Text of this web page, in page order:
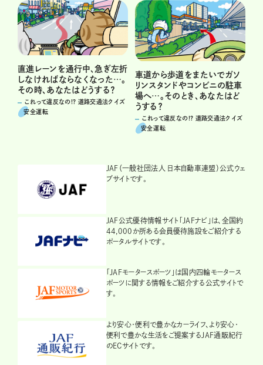
直進レーンを通行中、急ぎ左折
しなければならなくなった…。
その時、あなたはどうする？
これって違反なの!? 道路交通法クイズ
安全運転
車道から歩道をまたいでガソ
リンスタンドやコンビニの駐車
場へ…。そのとき、あなたはど
うする？
これって違反なの!? 道路交通法クイズ
安全運転
JAF（一般社団法人 日本自動車連盟）公式ウェ
ブサイトです。
JAF公式優待情報サイト「JAFナビ」は、全国約
44,000か所ある会員優待施設をご紹介する
ポータルサイトです。
「JAFモータースポーツ」は国内四輪モータース
ポーツに関する情報をご紹介する公式サイトで
す。
より安心・便利で豊かなカーライフ、より安心・
便利で豊かな生活をご提案するJAF通販紀行
のECサイトです。